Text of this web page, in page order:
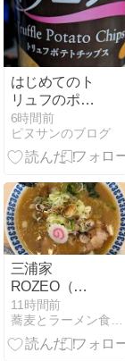
はじめてのト
リュフのポテ
トチップス
6時間前
ピヌサンのブログ
三浦家
ROZEO（荒
川区町屋）
11時間前
蕎麦とラーメン食べ歩き と読書のブログ